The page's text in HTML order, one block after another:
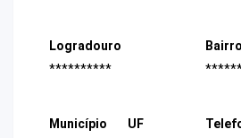
Logradouro
**********
Bairro
Município
UF